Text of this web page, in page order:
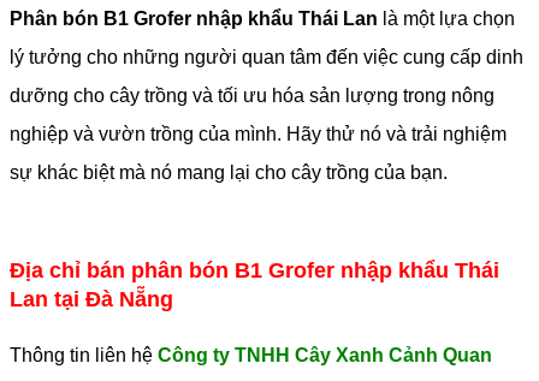
Phân bón B1 Grofer nhập khẩu Thái Lan là một lựa chọn
lý tưởng cho những người quan tâm đến việc cung cấp dinh
dưỡng cho cây trồng và tối ưu hóa sản lượng trong nông
nghiệp và vườn trồng của mình. Hãy thử nó và trải nghiệm
sự khác biệt mà nó mang lại cho cây trồng của bạn.
Địa chỉ bán phân bón B1 Grofer nhập khẩu Thái
Lan tại Đà Nẵng
Thông tin liên hệ Công ty TNHH Cây Xanh Cảnh Quan